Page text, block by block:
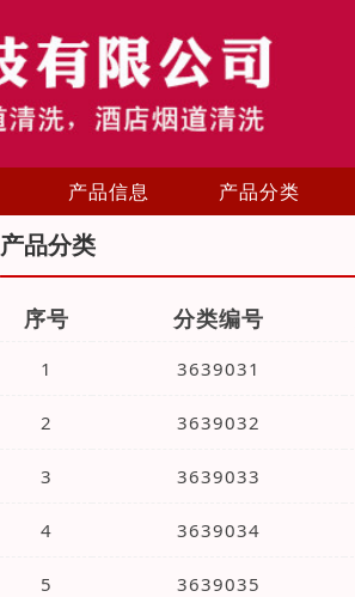
产品信息 产品分类
产品分类
序号 分类编号
1 3639031
2 3639032
3 3639033
4 3639034
5 3639035